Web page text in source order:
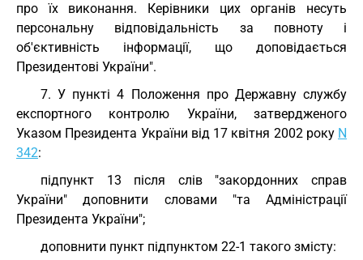
про їх виконання. Керівники цих органів несуть
персональну відповідальність за повноту і
об'єктивність інформації, що доповідається
Президентові України".
7. У пункті 4 Положення про Державну службу
експортного контролю України, затвердженого
Указом Президента України від 17 квітня 2002 року N
342:
підпункт 13 після слів "закордонних справ
України" доповнити словами "та Адміністрації
Президента України";
доповнити пункт підпунктом 22-1 такого змісту: